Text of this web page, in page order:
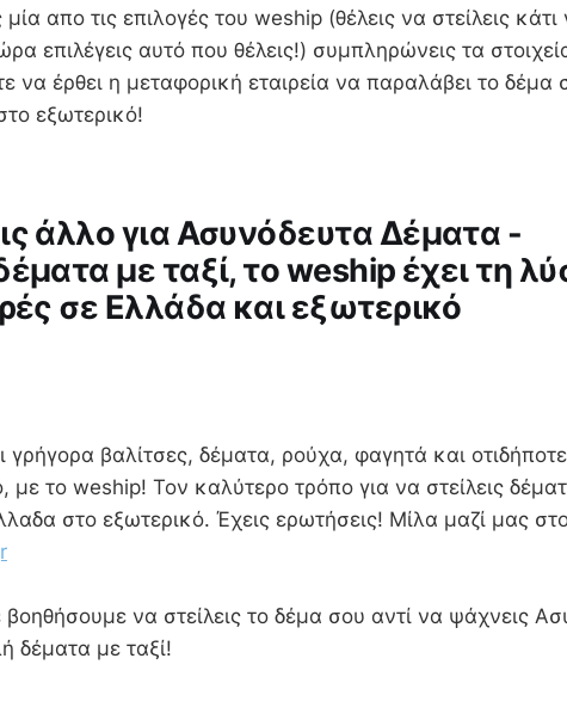
μία απο τις επιλογές του weship (θέλεις να στείλεις
επιλέγεις αυτό που θέλεις!) συμπληρώνεις τα
να έρθει η μεταφορική εταιρεία να παραλάβει το δέμα
στο εξωτερικό!
άλλο για Ασυνόδευτα Δέματα -
με ταξί, το weship έχει τη
σε Ελλάδα και εξωτερικό
γρήγορα βαλίτσες, δέματα, ρούχα, φαγητά και
με το weship! Τον καλύτερο τρόπο για να στείλεις
στο εξωτερικό. Έχεις ερωτήσεις! Μίλα μαζί μας
να στείλεις το δέμα σου αντί να ψάχνεις
δέματα με ταξί!